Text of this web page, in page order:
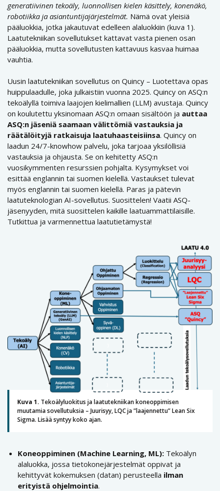
generatiivinen tekoäly, luonnollisen kielen käsittely, konenäkö,
robotiikka ja asiantuntijajärjestelmät. Nämä ovat yleisiä
pääluokkia, jotka jakautuvat edelleen alaluokkiin (kuva 1).
Laatutekniikan sovellutukset kattavat vasta pienen osan
pääluokkia, mutta sovellutusten kattavuus kasvaa huimaa
vauhtia.
Uusin laatutekniikan sovellutus on Quincy – Luotettava opas
huippulaadulle, joka julkaistiin vuonna 2025. Quincy on ASQ:n
tekoälyllä toimiva laajojen kielimallien (LLM) avustaja. Quincy
on koulutettu yksinomaan ASQ:n omaan sisältöön ja auttaa
ASQ:n jäseniä saamaan välittömiä vastauksia ja
räätälöityjä ratkaisuja laatuhaasteisiinsa. Quincy on
laadun 24/7-knowhow palvelu, joka tarjoaa yksilöllisiä
vastauksia ja ohjausta. Se on kehitetty ASQ:n
vuosikymmenten resurssien pohjalta. Kysymykset voi
esittää englannin tai suomen kielellä. Vastaukset tulevat
myös englannin tai suomen kielellä. Paras ja pätevin
laatuteknologian AI-sovellutus. Suosittelen! Vaatii ASQ-
jäsenyyden, mitä suosittelen kaikille laatuammattilaisille.
Tutkittua ja varmennettua laatutietämystä!
Kuva 1. Tekoälyluokitus ja laatutekniikan koneoppimisen
muutamia sovellutuksia – Juurisyy, LQC ja ”laajennettu” Lean Six
Sigma. Lisää syntyy koko ajan.
Koneoppiminen (Machine Learning, ML): Tekoälyn
alaluokka, jossa tietokonejärjestelmät oppivat ja
kehittyvät kokemuksen (datan) perusteella ilman
erityistä ohjelmointia.